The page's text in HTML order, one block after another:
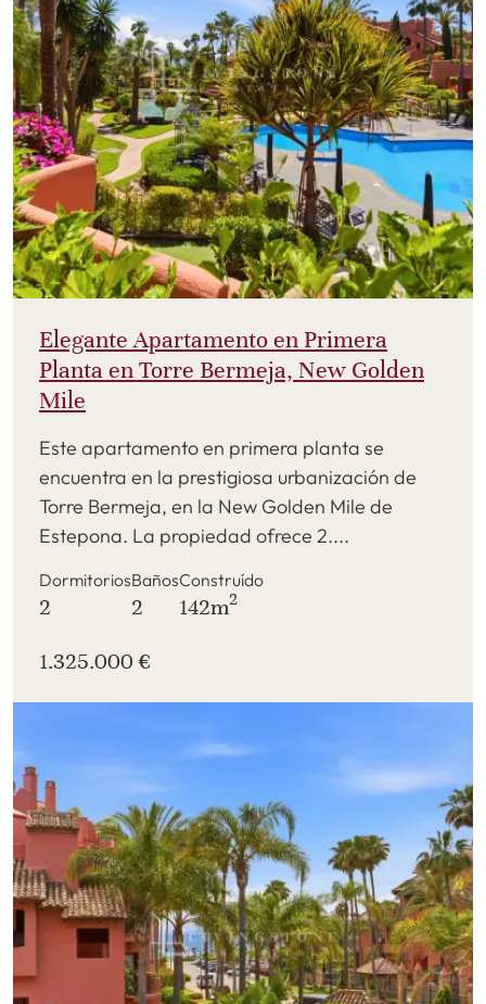
Elegante Apartamento en Primera
Planta en Torre Bermeja, New Golden
Mile
Este apartamento en primera planta se
encuentra en la prestigiosa urbanización de
Torre Bermeja, en la New Golden Mile de
Estepona. La propiedad ofrece 2....
Dormitorios
2
Baños
2
Construído
142m2
1.325.000 €